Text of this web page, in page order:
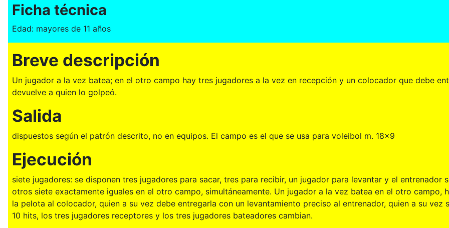
Ficha técnica
Edad: mayores de 11 años
Breve descripción
Un jugador a la vez batea; en el otro campo hay tres jugadores a la vez en recepción y un colocador que debe
devuelve a quien lo golpeó.
Salida
dispuestos según el patrón descrito, no en equipos. El campo es el que se usa para voleibol m. 18x9
Ejecución
siete jugadores: se disponen tres jugadores para sacar, tres para recibir, un jugador para levantar y el
otros siete exactamente iguales en el otro campo, simultáneamente. Un jugador a la vez batea en el otro campo,
la pelota al colocador, quien a su vez debe entregarla con un levantamiento preciso al entrenador, quien a su
10 hits, los tres jugadores receptores y los tres jugadores bateadores cambian.